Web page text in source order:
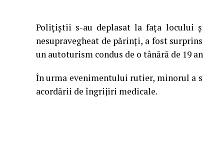
Polițiștii s-au deplasat la fața locului
nesupravegheat de părinți, a fost
un autoturism condus de o tânără de 19
În urma evenimentului rutier, minorul a
acordării de îngrijiri medicale.